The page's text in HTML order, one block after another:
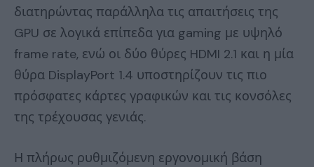
διατηρώντας παράλληλα τις απαιτήσεις της
GPU σε λογικά επίπεδα για gaming με υψηλό
frame rate, ενώ οι δύο θύρες HDMI 2.1 και η μία
θύρα DisplayPort 1.4 υποστηρίζουν τις πιο
πρόσφατες κάρτες γραφικών και τις κονσόλες
της τρέχουσας γενιάς.
Η πλήρως ρυθμιζόμενη εργονομική βάση